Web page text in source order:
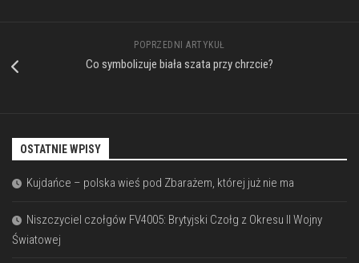
POPRZEDNI ARTYKUŁ
Co symbolizuje biała szata przy chrzcie?
OSTATNIE WPISY
Kujdańce – polska wieś pod Zbarażem, której już nie ma
Niszczyciel czołgów FV4005: Brytyjski Czołg z Okresu II Wojny
Światowej